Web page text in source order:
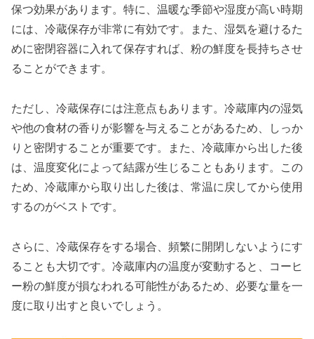
保つ効果があります。特に、温暖な季節や湿度が高い時期
には、冷蔵保存が非常に有効です。また、湿気を避けるた
めに密閉容器に入れて保存すれば、粉の鮮度を長持ちさせ
ることができます。
ただし、冷蔵保存には注意点もあります。冷蔵庫内の湿気
や他の食材の香りが影響を与えることがあるため、しっか
りと密閉することが重要です。また、冷蔵庫から出した後
は、温度変化によって結露が生じることもあります。この
ため、冷蔵庫から取り出した後は、常温に戻してから使用
するのがベストです。
さらに、冷蔵保存をする場合、頻繁に開閉しないようにす
ることも大切です。冷蔵庫内の温度が変動すると、コーヒ
ー粉の鮮度が損なわれる可能性があるため、必要な量を一
度に取り出すと良いでしょう。